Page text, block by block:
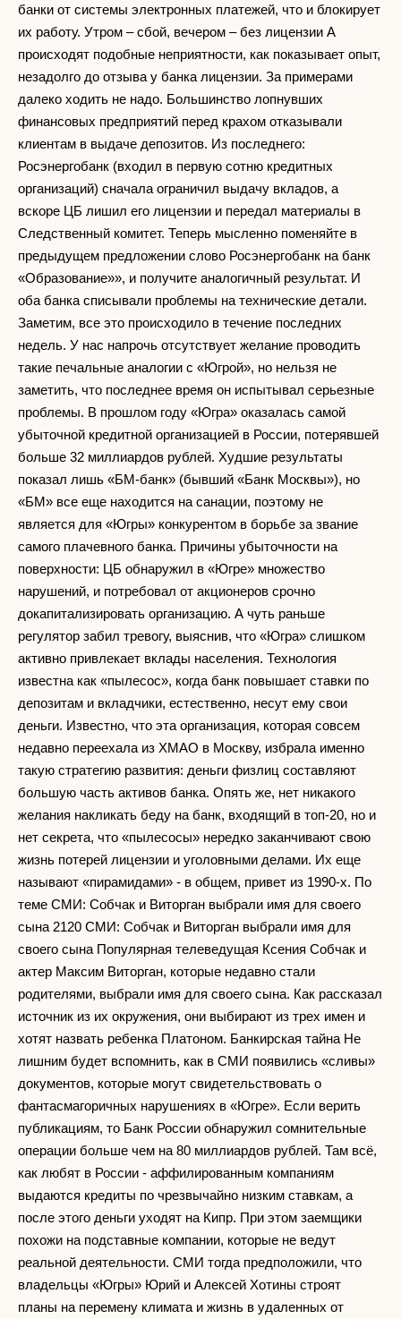
банки от системы электронных платежей, что и блокирует
их работу. Утром – сбой, вечером – без лицензии А
происходят подобные неприятности, как показывает опыт,
незадолго до отзыва у банка лицензии. За примерами
далеко ходить не надо. Большинство лопнувших
финансовых предприятий перед крахом отказывали
клиентам в выдаче депозитов. Из последнего:
Росэнергобанк (входил в первую сотню кредитных
организаций) сначала ограничил выдачу вкладов, а
вскоре ЦБ лишил его лицензии и передал материалы в
Следственный комитет. Теперь мысленно поменяйте в
предыдущем предложении слово Росэнергобанк на банк
«Образование»», и получите аналогичный результат. И
оба банка списывали проблемы на технические детали.
Заметим, все это происходило в течение последних
недель. У нас напрочь отсутствует желание проводить
такие печальные аналогии с «Югрой», но нельзя не
заметить, что последнее время он испытывал серьезные
проблемы. В прошлом году «Югра» оказалась самой
убыточной кредитной организацией в России, потерявшей
больше 32 миллиардов рублей. Худшие результаты
показал лишь «БМ-банк» (бывший «Банк Москвы»), но
«БМ» все еще находится на санации, поэтому не
является для «Югры» конкурентом в борьбе за звание
самого плачевного банка. Причины убыточности на
поверхности: ЦБ обнаружил в «Югре» множество
нарушений, и потребовал от акционеров срочно
докапитализировать организацию. А чуть раньше
регулятор забил тревогу, выяснив, что «Югра» слишком
активно привлекает вклады населения. Технология
известна как «пылесос», когда банк повышает ставки по
депозитам и вкладчики, естественно, несут ему свои
деньги. Известно, что эта организация, которая совсем
недавно переехала из ХМАО в Москву, избрала именно
такую стратегию развития: деньги физлиц составляют
большую часть активов банка. Опять же, нет никакого
желания накликать беду на банк, входящий в топ-20, но и
нет секрета, что «пылесосы» нередко заканчивают свою
жизнь потерей лицензии и уголовными делами. Их еще
называют «пирамидами» - в общем, привет из 1990-х. По
теме СМИ: Собчак и Виторган выбрали имя для своего
сына 2120 СМИ: Собчак и Виторган выбрали имя для
своего сына Популярная телеведущая Ксения Собчак и
актер Максим Виторган, которые недавно стали
родителями, выбрали имя для своего сына. Как рассказал
источник из их окружения, они выбирают из трех имен и
хотят назвать ребенка Платоном. Банкирская тайна Не
лишним будет вспомнить, как в СМИ появились «сливы»
документов, которые могут свидетельствовать о
фантасмагоричных нарушениях в «Югре». Если верить
публикациям, то Банк России обнаружил сомнительные
операции больше чем на 80 миллиардов рублей. Там всё,
как любят в России - аффилированным компаниям
выдаются кредиты по чрезвычайно низким ставкам, а
после этого деньги уходят на Кипр. При этом заемщики
похожи на подставные компании, которые не ведут
реальной деятельности. СМИ тогда предположили, что
владельцы «Югры» Юрий и Алексей Хотины строят
планы на перемену климата и жизнь в удаленных от